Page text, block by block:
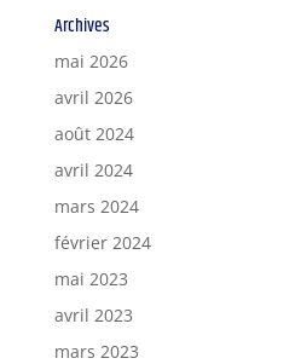
Archives
mai 2026
avril 2026
août 2024
avril 2024
mars 2024
février 2024
mai 2023
avril 2023
mars 2023